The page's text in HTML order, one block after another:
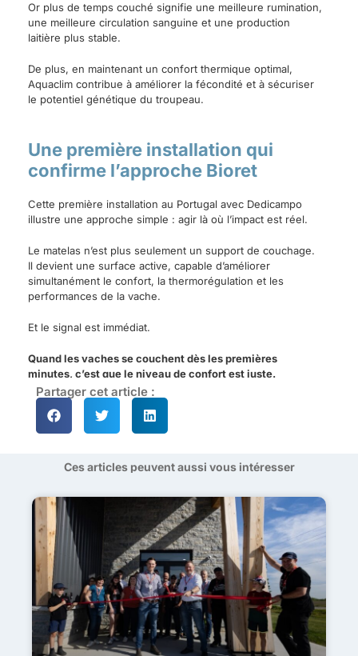
Or plus de temps couché signifie une meilleure rumination,
une meilleure circulation sanguine et une production
laitière plus stable.
De plus, en maintenant un confort thermique optimal,
Aquaclim contribue à améliorer la fécondité et à sécuriser
le potentiel génétique du troupeau.
Une première installation qui
confirme l’approche Bioret
Cette première installation au Portugal avec Dedicampo
illustre une approche simple : agir là où l’impact est réel.
Le matelas n’est plus seulement un support de couchage.
Il devient une surface active, capable d’améliorer
simultanément le confort, la thermorégulation et les
performances de la vache.
Et le signal est immédiat.
Quand les vaches se couchent dès les premières
minutes, c’est que le niveau de confort est juste.
Partager cet article :
Ces articles peuvent aussi vous intéresser